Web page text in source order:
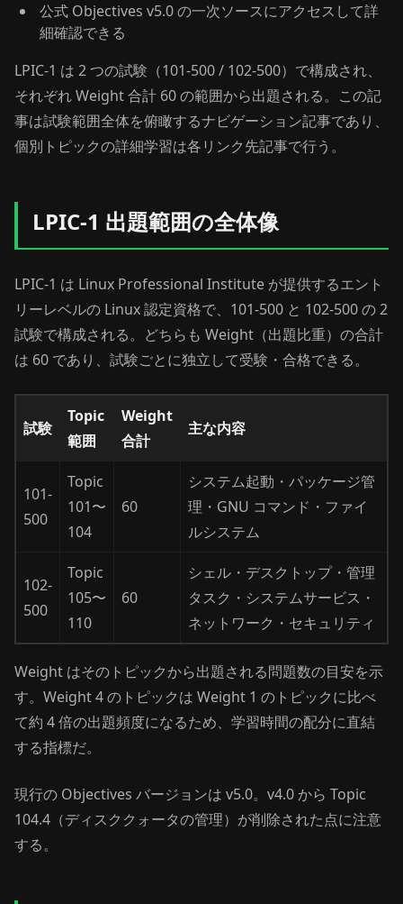
公式 Objectives v5.0 の一次ソースにアクセスして詳
細確認できる
LPIC-1 は 2 つの試験（101-500 / 102-500）で構成され、
それぞれ Weight 合計 60 の範囲から出題される。この記
事は試験範囲全体を俯瞰するナビゲーション記事であり、
個別トピックの詳細学習は各リンク先記事で行う。
LPIC-1 出題範囲の全体像
LPIC-1 は Linux Professional Institute が提供するエント
リーレベルの Linux 認定資格で、101-500 と 102-500 の 2
試験で構成される。どちらも Weight（出題比重）の合計
は 60 であり、試験ごとに独立して受験・合格できる。
試験
Topic
範囲
Weight
合計
主な内容
101-
500
Topic
101〜
104
60
システム起動・パッケージ管
理・GNU コマンド・ファイ
ルシステム
102-
500
Topic
105〜
110
60
シェル・デスクトップ・管理
タスク・システムサービス・
ネットワーク・セキュリティ
Weight はそのトピックから出題される問題数の目安を示
す。Weight 4 のトピックは Weight 1 のトピックに比べ
て約 4 倍の出題頻度になるため、学習時間の配分に直結
する指標だ。
現行の Objectives バージョンは v5.0。v4.0 から Topic
104.4（ディスククォータの管理）が削除された点に注意
する。